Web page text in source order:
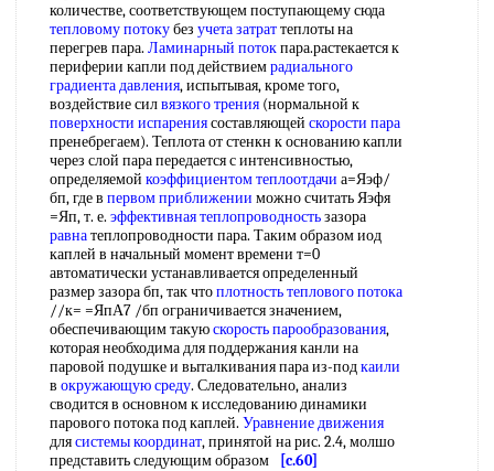
количестве, соответствующем поступающему сюда
тепловому потокубез учета затраттеплоты на
перегрев пара. Ламинарный потокпара.растекается к
периферии капли под действиемрадиального
градиентадавления, испытывая, кроме того,
воздействие силвязкого трения (нормальной к
поверхности испарениясоставляющей скорости пара
пренебрегаем). Теплота от стенкн к основанию капли
через слой пара передается с интенсивностью,
определяемой коэффициентом теплоотдачи а=Яэф/
бп, где в первом приближении можно считать Яэфя
=Яп, т. е. эффективная теплопроводностьзазора
равнатеплопроводности пара. Таким образом иод
каплей в начальный момент времени т=0
автоматически устанавливается определенный
размер зазора бп, так чтоплотность теплового потока
//к= =ЯпА7 /бп ограничивается значением,
обеспечивающим такуюскорость парообразования,
которая необходима для поддержания канли на
паровой подушке и выталкивания пара из-подкаили
в окружающую среду. Следовательно, анализ
сводится в основном к исследованию динамики
парового потока под каплей. Уравнение движения
длясистемы координат, принятой на рис. 2.4, молшо
представить следующим образом
[c.60]